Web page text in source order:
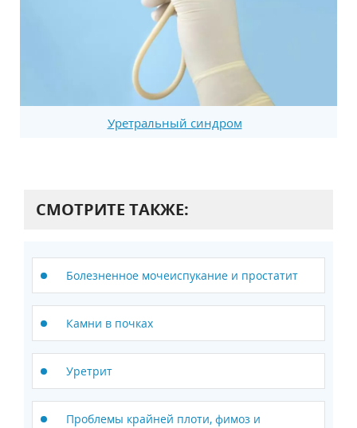
Уретральный синдром
СМОТРИТЕ ТАКЖЕ:
Болезненное мочеиспукание и простатит
Камни в почках
Уретрит
Проблемы крайней плоти, фимоз и